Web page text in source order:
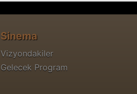
Sinema
Vizyondakiler
Gelecek Program